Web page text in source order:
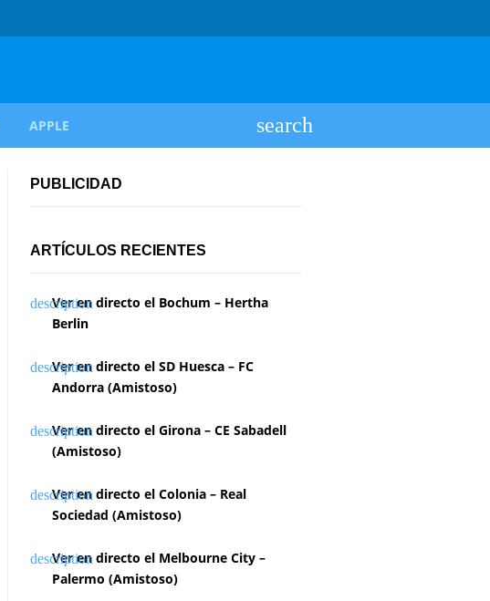
APPLE
PUBLICIDAD
ARTÍCULOS RECIENTES
Ver en directo el Bochum – Hertha
Berlin
Ver en directo el SD Huesca – FC
Andorra (Amistoso)
Ver en directo el Girona – CE Sabadell
(Amistoso)
Ver en directo el Colonia – Real
Sociedad (Amistoso)
Ver en directo el Melbourne City –
Palermo (Amistoso)